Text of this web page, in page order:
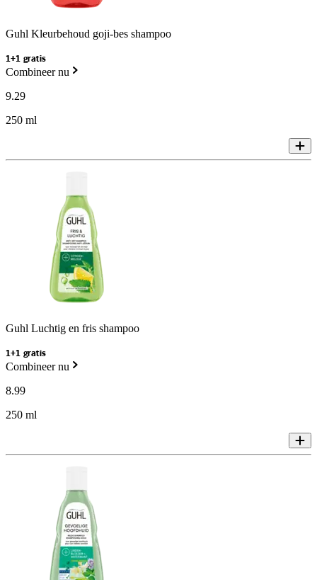
Guhl Kleurbehoud goji-bes shampoo
1+1 gratis
Combineer nu
9.29
250 ml
Guhl Luchtig en fris shampoo
1+1 gratis
Combineer nu
8.99
250 ml